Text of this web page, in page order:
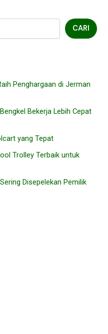
CARI
Penghargaan di Jerman
Bekerja Lebih Cepat
yang Tepat
Trolley Terbaik untuk
Disepelekan Pemilik